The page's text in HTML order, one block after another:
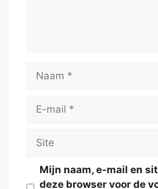
Naam
Site
Mijn naam, e-mail en
deze browser voor de